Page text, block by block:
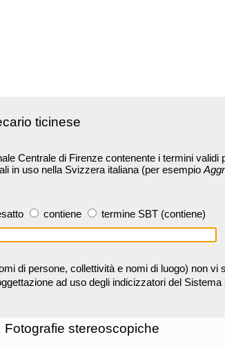
ticinese
Centrale di Firenze contenente i termini
in uso nella Svizzera italiana (per esempio
contiene termine SBT (contiene)
di persone, collettività e nomi di luogo) non vi
ad uso degli indicizzatori del Sistema
Fotografie stereoscopiche